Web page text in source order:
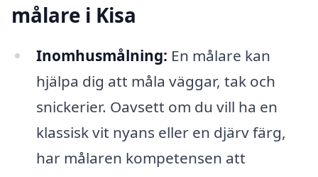
målare i Kisa
Inomhusmålning: En målare kan
hjälpa dig att måla väggar, tak och
snickerier. Oavsett om du vill ha en
klassisk vit nyans eller en djärv färg,
har målaren kompetensen att